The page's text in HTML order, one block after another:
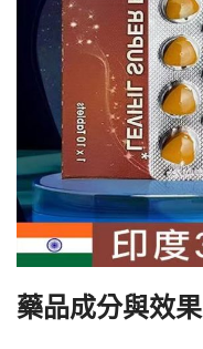
藥品成分與效果